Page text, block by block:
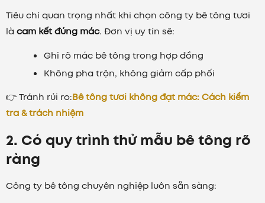
Tiêu chí quan trọng nhất khi chọn công ty bê tông tươi
làcam kết đúng mác. Đơn vị uy tín sẽ:
Ghi rõ mác bê tông trong hợp đồng
Không pha trộn, không giảm cấp phối
👉 Tránh rủi ro:Bê tông tươi không đạt mác: Cách kiểm
tra & trách nhiệm
2. Có quy trình thử mẫu bê tông rõ
ràng
Công ty bê tông chuyên nghiệp luôn sẵn sàng: